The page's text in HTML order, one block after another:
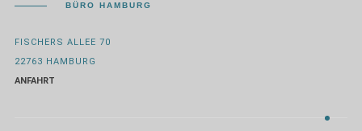
BÜRO HAMBURG
FISCHERS ALLEE 70
22763 HAMBURG
ANFAHRT